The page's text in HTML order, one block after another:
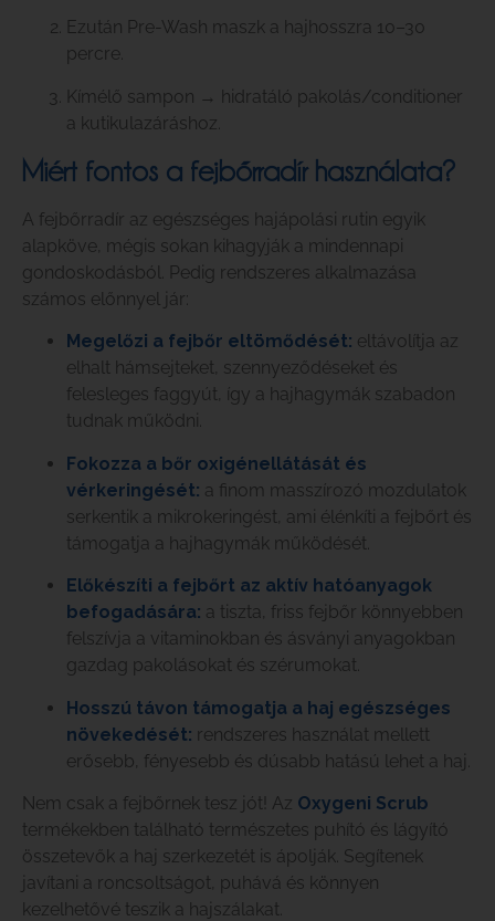
Ezután Pre-Wash maszk a hajhosszra 10–30
percre.
Kímélő sampon → hidratáló pakolás/conditioner
a kutikulazáráshoz.
Miért fontos a fejbőrradír használata?
A fejbőrradír az egészséges hajápolási rutin egyik
alapköve, mégis sokan kihagyják a mindennapi
gondoskodásból. Pedig rendszeres alkalmazása
számos előnnyel jár:
Megelőzi a fejbőr eltömődését: eltávolítja az
elhalt hámsejteket, szennyeződéseket és
felesleges faggyút, így a hajhagymák szabadon
tudnak működni.
Fokozza a bőr oxigénellátását és
vérkeringését: a finom masszírozó mozdulatok
serkentik a mikrokeringést, ami élénkíti a fejbőrt és
támogatja a hajhagymák működését.
Előkészíti a fejbőrt az aktív hatóanyagok
befogadására: a tiszta, friss fejbőr könnyebben
felszívja a vitaminokban és ásványi anyagokban
gazdag pakolásokat és szérumokat.
Hosszú távon támogatja a haj egészséges
növekedését: rendszeres használat mellett
erősebb, fényesebb és dúsabb hatású lehet a haj.
Nem csak a fejbőrnek tesz jót! Az Oxygeni Scrub
termékekben található természetes puhító és lágyító
összetevők a haj szerkezetét is ápolják. Segítenek
javítani a roncsoltságot, puhává és könnyen
kezelhetővé teszik a hajszálakat.